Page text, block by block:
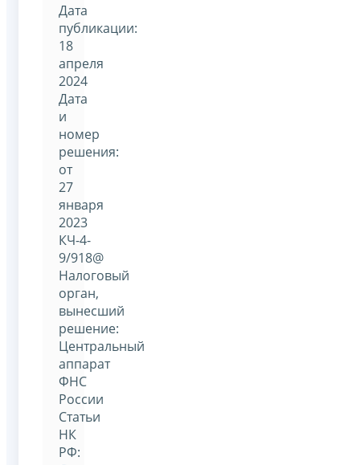
Дата
публикации:
18
апреля
2024
Дата
и
номер
решения:
от
27
января
2023
КЧ-4-
9/918@
Налоговый
орган,
вынесший
решение:
Центральный
аппарат
ФНС
России
Статьи
НК
РФ: